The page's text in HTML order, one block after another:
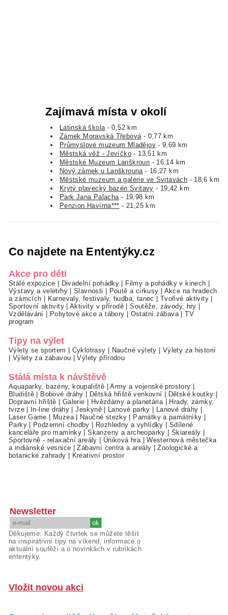
Zajímavá místa v okolí
Latinská škola - 0,52 km
Zámek Moravská Třebová - 0,77 km
Průmyslové muzeum Mladějov- 9,69 km
Městská věž - Jevíčko - 13,51 km
Městské Muzeum Lanškroun - 16,14 km
Nový zámek u Lanškrouna - 16,27 km
Městské muzeum a galerie ve Svitavách - 18,6 km
Krytý plavecký bazén Svitavy - 19,42 km
Park Jana Palacha - 19,98 km
Penzion Havírna*** - 21,25 km
Co najdete na Ententýky.cz
Akce pro děti
Stálé expozice Divadelní pohádky Filmy a pohádky v kinech
Výstavy a veletrhy|Slavnosti Poutě a cirkusy
Akce na hradech
a zámcích
Karnevaly, festivaly, hudba, tanec Tvořivé aktivity
Sportovní aktivity|Aktivity v přírodě |Soutěže, závody, hry
Vzdělávání
Pobytové akce a tábory Ostatní zábava |TV
program
Tipy na výlet
Výlety se sportem Cyklotrasy Naučné výlety
Výlety za historií
Výlety za zábavou |Výlety přírodou
Stálá místa k návštěvě
Aquaparky, bazény, koupaliště |Army a vojenské prostory
Bludiště
Bobové dráhy Dětská hřiště venkovní Dětské koutky
Dopravní hřiště
Galerie Hvězdárny a planetária
Hrady, zámky,
tvrze| In-line dráhy |Jeskyně| Lanové parky Lanové dráhy
Laser Game
Muzea| Naučné stezky Památky a památníky
Parky| Podzemní chodby Rozhledny a vyhlídky
Sdílené
kanceláře pro maminky |Skanzeny a archeoparky Skiareály
Sportovně - relaxační areály
Úniková hra |Westernová městečka
a indiánské vesnice |Zábavní centra a areály |Zoologické a
botanické zahrady
Kreativní prostor
Newsletter
Děkujeme. Každý čtvrtek se můžete těšit
na inspirativní tipy na víkend, informace o
aktuální soutěži a o novinkách v rubrikách
ententýky.
Vložit novou akci